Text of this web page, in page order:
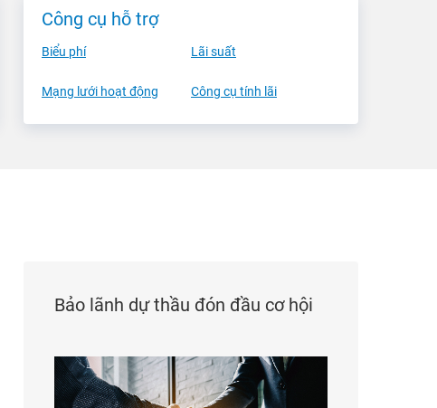
Công cụ hỗ trợ
Biểu phí Lãi suất
Mạng lưới hoạt động Công cụ tính lãi
Bảo lãnh dự thầu đón đầu cơ hội